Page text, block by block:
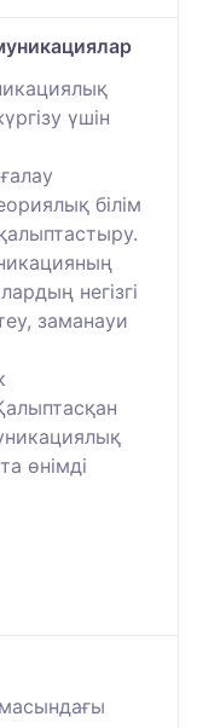
үшін
білім
негізгі
заманауи
өнімді